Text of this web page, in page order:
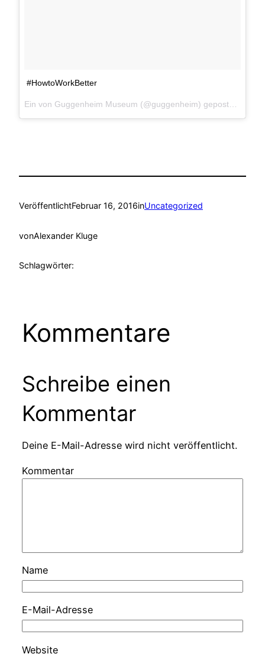
#HowtoWorkBetter
Ein von Guggenheim Museum (@guggenheim) gepostetes Foto am
VeröffentlichtFebruar 16, 2016inUncategorized
vonAlexander Kluge
Schlagwörter:
Kommentare
Schreibe einen
Kommentar
Deine E-Mail-Adresse wird nicht veröffentlicht.
Kommentar
Name
E-Mail-Adresse
Website